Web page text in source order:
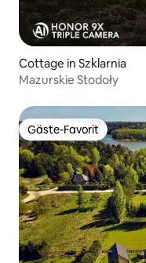
Cottage in Szklarnia
Mazurskie Stodoły
Gäste-Favorit
Gäste-Favorit